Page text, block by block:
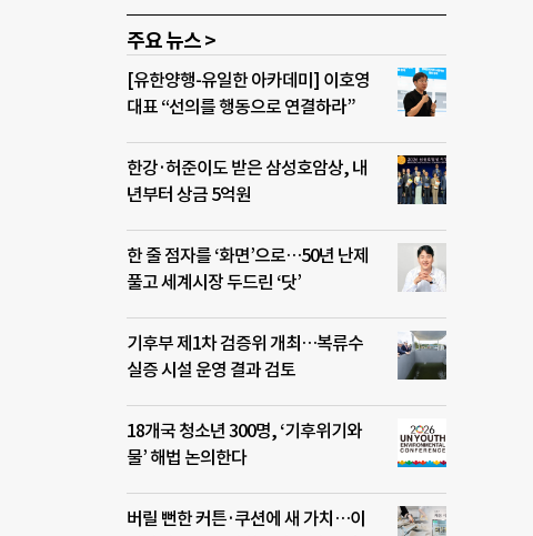
주요 뉴스 >
[유한양행-유일한 아카데미] 이호영
대표 “선의를 행동으로 연결하라”
한강·허준이도 받은 삼성호암상, 내
년부터 상금 5억원
한 줄 점자를 ‘화면’으로…50년 난제
풀고 세계시장 두드린 ‘닷’
기후부 제1차 검증위 개최…복류수
실증 시설 운영 결과 검토
18개국 청소년 300명, ‘기후위기와
물’ 해법 논의한다
버릴 뻔한 커튼·쿠션에 새 가치…이